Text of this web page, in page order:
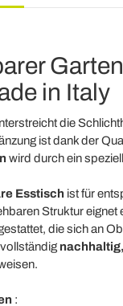
in Italy
die
ist dank der
wird durch ein
Esstisch ist für
Struktur
die sich an
nachhaltig,
: